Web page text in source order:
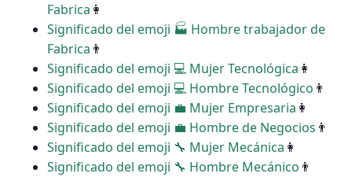
Fabrica 👩
Significado del emoji ‍🏭 Hombre trabajador de
Fabrica 👨
Significado del emoji ‍💻 Mujer Tecnológica 👩
Significado del emoji ‍💻 Hombre Tecnológico 👨
Significado del emoji ‍💼 Mujer Empresaria 👩
Significado del emoji ‍💼 Hombre de Negocios 👨
Significado del emoji ‍🔧 Mujer Mecánica 👩
Significado del emoji ‍🔧 Hombre Mecánico 👨